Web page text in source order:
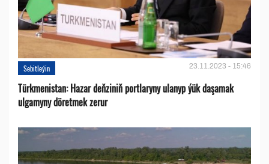
Sebitleýin 23.11.2023 - 15:46
Türkmenistan: Hazar deňziniň portlaryny ulanyp ýük daşamak
ulgamyny döretmek zerur